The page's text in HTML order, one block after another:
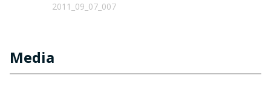
2011_09_07_007
Media